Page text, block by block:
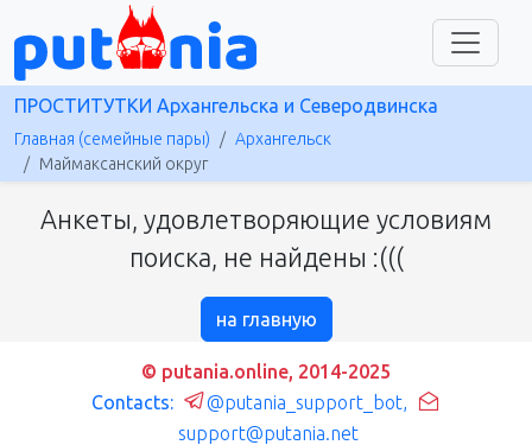
ПРОСТИТУТКИ Архангельска и Северодвинска
Главная (семейные пары)
Архангельск
Маймаксанский округ
Анкеты, удовлетворяющие условиям
поиска, не найдены :(((
на главную
© putania.online, 2014-2025
Contacts:
@putania_support_bot,
support@putania.net